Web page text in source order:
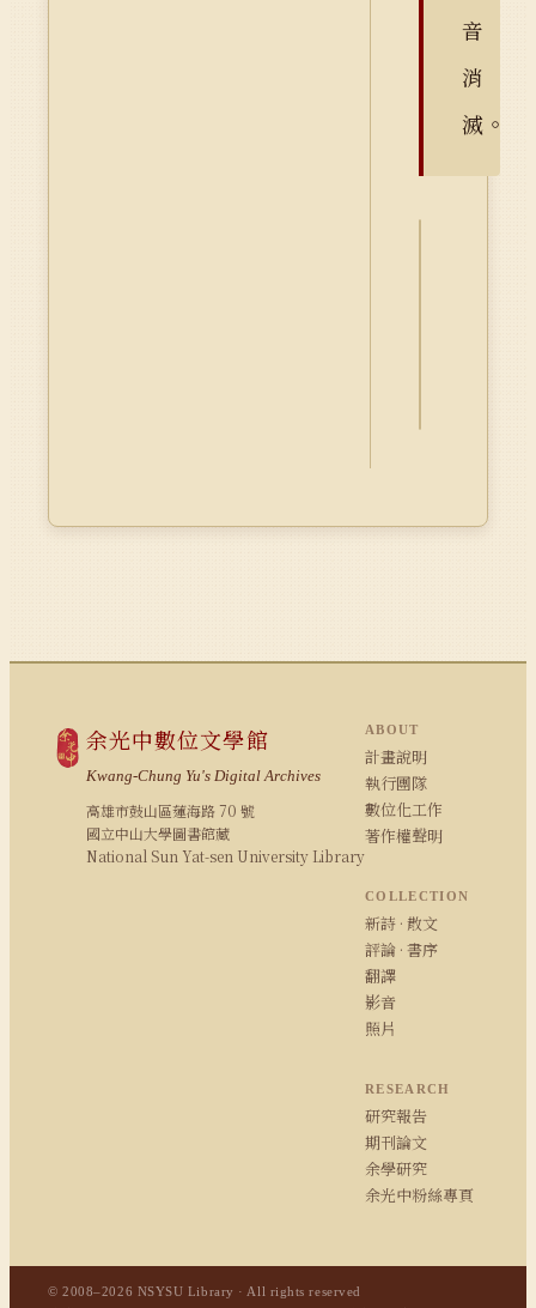
音
消
滅。
余光中數位文學館
Kwang-Chung Yu's Digital Archives
高雄市鼓山區蓮海路 70 號
國立中山大學圖書館藏
National Sun Yat-sen University Library
ABOUT
計畫說明
執行團隊
數位化工作
著作權聲明
COLLECTION
新詩 · 散文
評論 · 書序
翻譯
影音
照片
RESEARCH
研究報告
期刊論文
余學研究
余光中粉絲專頁
© 2008–2026 NSYSU Library · All rights reserved